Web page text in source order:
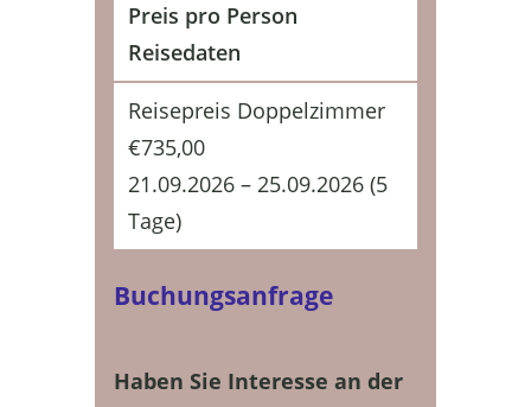
Preis pro Person
Reisedaten
Reisepreis Doppelzimmer
€735,00
21.09.2026 – 25.09.2026 (5
Tage)
Buchungsanfrage
Haben Sie Interesse an der